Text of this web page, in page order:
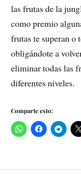
las frutas de la
como premio
frutas te superan o
obligándote a
eliminar todas las
diferentes niveles.
Comparte esto: